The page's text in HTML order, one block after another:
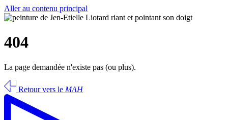
Aller au contenu principal
404
La page demandée n'existe pas (ou plus).
Retour vers le MAH